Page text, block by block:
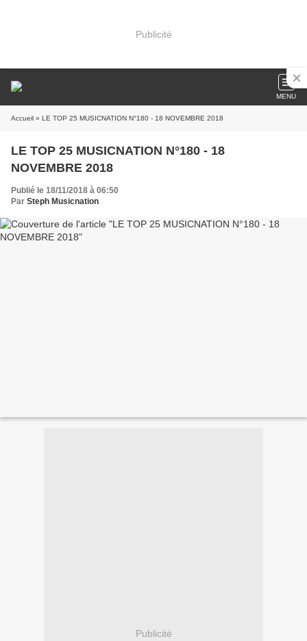
Publicité
MENU
Accueil » LE TOP 25 MUSICNATION N°180 - 18 NOVEMBRE 2018
LE TOP 25 MUSICNATION N°180 - 18
NOVEMBRE 2018
Publié le 18/11/2018 à 06:50
Par Steph Musicnation
Publicité